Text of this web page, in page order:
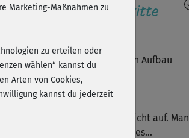
Fortschritte
Kursvarianten findest du den Aufbau
Ute554
baut sich die Chorea leider nicht auf. Man
nur das Endresultat und soll es...
Marketing-Maßnahmen zu
zu erteilen oder
wählen“ kannst du
Arten von Cookies,
kannst du jederzeit